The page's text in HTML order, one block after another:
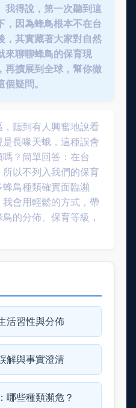
我得說，第一次聽到這
，因為蜂鳥根本不在台
，其實藏著大家對自然
來聊聊蜂鳥的保育現
再擴展到全球，幫你徹
疑問。
聽到有人興奮地說看
長喙天蛾，這種誤會
？簡單回答：在台
以不列入我們的保育
鳥種類確實面臨瀕
會用輕鬆的方式，帶
的分佈、保育等級，
活習性與分佈
解與事實澄清
哪些種類瀕危？